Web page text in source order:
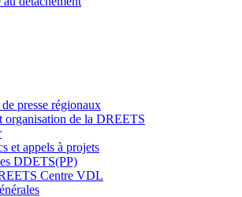
presse régionaux
organisation de la DREETS
et appels à projets
DDETS(PP)
Centre VDL